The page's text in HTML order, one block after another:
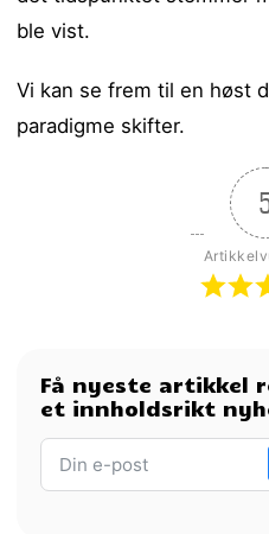
ble vist.
Vi kan se frem til en høst
paradigme skifter.
Få nyeste artikkel
et innholdsrikt